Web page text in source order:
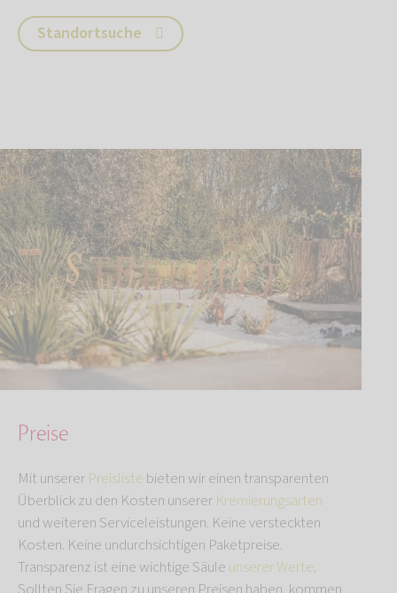
Standortsuche
Preise
Mit unserer Preisliste bieten wir einen transparenten
Überblick zu den Kosten unserer Kremierungsarten
und weiteren Serviceleistungen. Keine versteckten
Kosten. Keine undurchsichtigen Paketpreise.
Transparenz ist eine wichtige Säule unserer Werte.